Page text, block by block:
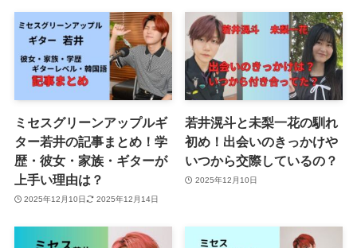
ミセスグリーンアップルギ
ター若井の記事まとめ！学
歴・彼女・家族・ギターが
上手い理由は？
2025年12月10日 2025年12月14日
若井滉斗と未梨一花の馴れ
初め！出会いのきっかけや
いつから交際しているの？
2025年12月10日